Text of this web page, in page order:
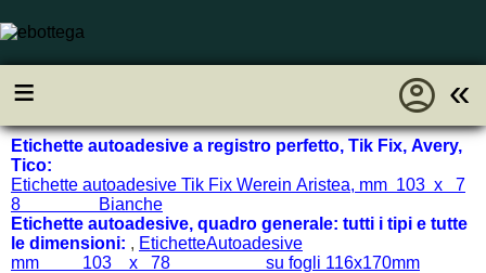
≡ «
account_circle
Etichette autoadesive a registro perfetto, Tik Fix, Avery,
Tico:
Etichette autoadesive Tik Fix Werein Aristea, mm 103 x 7
8 Bianche
Etichette autoadesive, quadro generale: tutti i tipi e tutte
le dimensioni: , EtichetteAutoadesive
mm 103 x 78 su fogli 116x170mm